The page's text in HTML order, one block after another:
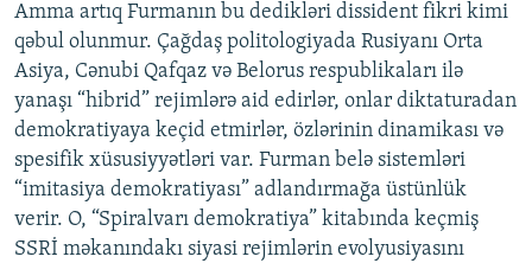
Amma artıq Furmanın bu dedikləri dissident fikri kimi
qəbul olunmur. Çağdaş politologiyada Rusiyanı Orta
Asiya, Cənubi Qafqaz və Belorus respublikaları ilə
yanaşı “hibrid” rejimlərə aid edirlər, onlar diktaturadan
demokratiyaya keçid etmirlər, özlərinin dinamikası və
spesifik xüsusiyyətləri var. Furman belə sistemləri
“imitasiya demokratiyası” adlandırmağa üstünlük
verir. O, “Spiralvarı demokratiya” kitabında keçmiş
SSRİ məkanındakı siyasi rejimlərin evolyusiyasını